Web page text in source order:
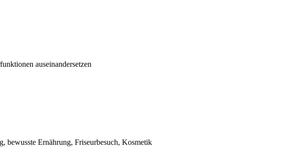
auseinandersetzen
bewusste Ernährung, Friseurbesuch, Kosmetik